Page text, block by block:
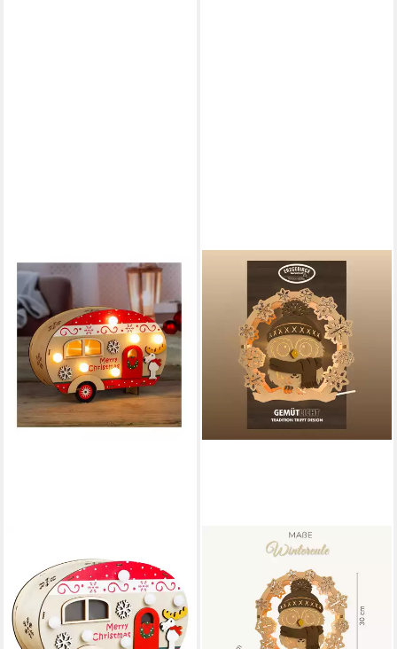
LED-Lichterkette
Weihnachten Wohnwagen
Holz LED Tischleuchte
Lichterkette